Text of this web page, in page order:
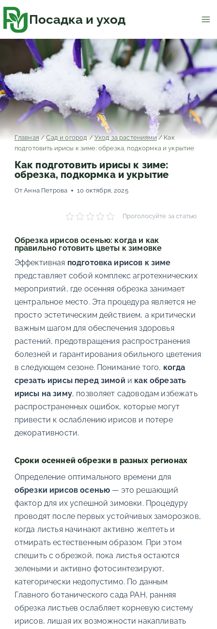
содержимомуПосадка и уход
Главная / Сад и огород / Уход за растениями / Как
подготовить ирисы к зиме: обрезка, подкормка и укрытие
Как подготовить ирисы к зиме:
обрезка, подкормка и укрытие
От Анна Петрова 10 октября, 2025
Проголосуйте за статью
Обрезка ирисов осенью: когда и как
правильно готовить цветы к зимовке
Эффективная подготовка ирисов к зиме
представляет собой комплекс агротехнических
мероприятий, где осенняя обрезка занимает
центральное место. Эта процедура является не
просто эстетическим действием, а критически
важным шагом для обеспечения здоровья
растений, предотвращения распространения
болезней и гарантирования обильного цветения
в следующем сезоне. Понимание того, когда
срезать ирисы перед зимой и как обрезать
ирисы на зиму, позволяет садоводам избежать
распространенных ошибок, которые могут
привести к ослаблению ирисов и потере
декоративности.
Сроки осенней обрезки в разных регионах
Определение оптимального времени для
обрезки ирисов осенью — это решающий
фактор для их успешной зимовки. Процедуру
проводят после первых устойчивых заморозков,
когда листья начинают активно желтеть и
отмирать естественным образом. При этом
спешить с обрезкой, пока листья остаются
зелеными и активно фотосинтезируют,
категорически недопустимо. По данным
Главного ботанического сада РАН, ранняя
обрезка листьев ослабляет корневую систему
ирисов, лишая их возможности накапливать